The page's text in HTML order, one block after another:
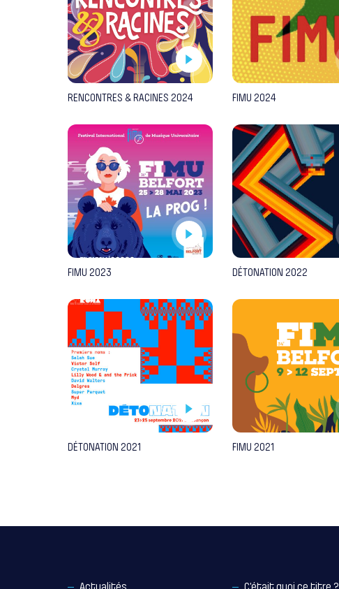
RENCONTRES & RACINES 2024 FIMU 2024
FIMU 2023 DÉTONATION 2022
DÉTONATION 2021 FIMU 2021